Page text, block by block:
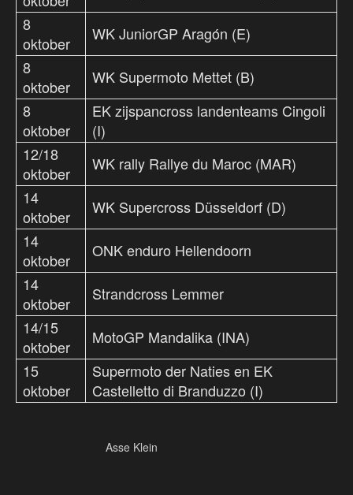
8
oktober
WK JuniorGP Aragón (E)
8
oktober
WK Supermoto Mettet (B)
8
oktober
EK zijspancross landenteams Cingoli
(I)
12/18
oktober
WK rally Rallye du Maroc (MAR)
14
oktober
WK Supercross Düsseldorf (D)
14
oktober
ONK enduro Hellendoorn
14
oktober
Strandcross Lemmer
14/15
oktober
MotoGP Mandalika (INA)
15
oktober
Supermoto der Naties en EK
Castelletto di Branduzzo (I)
Asse Klein